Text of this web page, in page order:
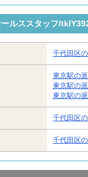
ルススタッフ/
千代田区
東京駅の
東京駅の
東京駅の
千代田区
千代田区